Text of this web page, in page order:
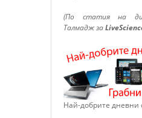
(По статия на
Талмадж за
Най-добрите дневни